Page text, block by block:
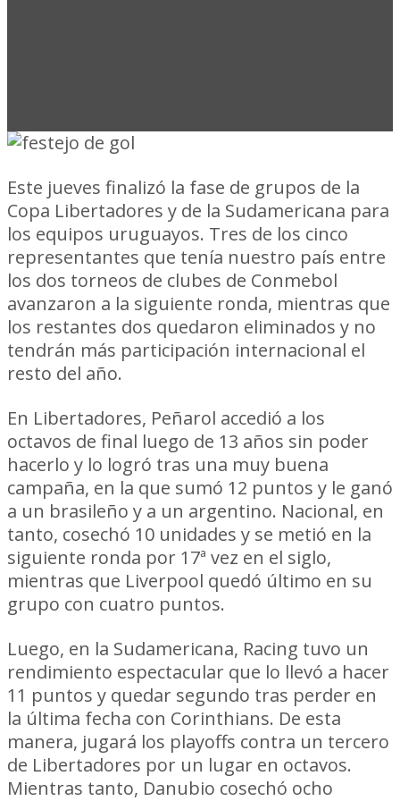
Este jueves finalizó la fase de grupos de la
Copa Libertadores y de la Sudamericana para
los equipos uruguayos. Tres de los cinco
representantes que tenía nuestro país entre
los dos torneos de clubes de Conmebol
avanzaron a la siguiente ronda, mientras que
los restantes dos quedaron eliminados y no
tendrán más participación internacional el
resto del año.
En Libertadores, Peñarol accedió a los
octavos de final luego de 13 años sin poder
hacerlo y lo logró tras una muy buena
campaña, en la que sumó 12 puntos y le ganó
a un brasileño y a un argentino. Nacional, en
tanto, cosechó 10 unidades y se metió en la
siguiente ronda por 17ª vez en el siglo,
mientras que Liverpool quedó último en su
grupo con cuatro puntos.
Luego, en la Sudamericana, Racing tuvo un
rendimiento espectacular que lo llevó a hacer
11 puntos y quedar segundo tras perder en
la última fecha con Corinthians. De esta
manera, jugará los playoffs contra un tercero
de Libertadores por un lugar en octavos.
Mientras tanto, Danubio cosechó ocho